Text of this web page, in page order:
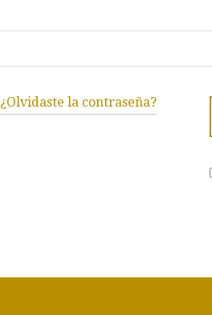
¿Olvidaste la contraseña?